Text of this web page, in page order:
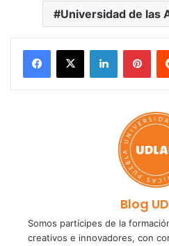
Universidad de las
LinkedIn
Blog
Somos partícipes de la
creativos e innovadores, con